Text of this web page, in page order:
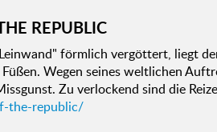
REPUBLIC
förmlich vergöttert, liegt
Wegen seines weltlichen
Zu verlockend sind die
the-republic/